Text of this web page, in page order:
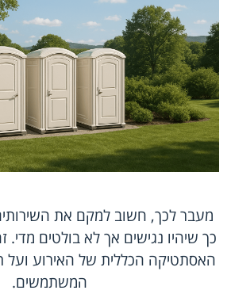
מעבר לכך, חשוב למקם את
כך שיהיו נגישים אך לא בולטים
האסתטיקה הכללית של האירוע
המשתמשים.